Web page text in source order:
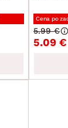
Cena po
5.09 €
5.99 €